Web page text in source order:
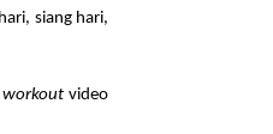
siang hari,
workoutvideo